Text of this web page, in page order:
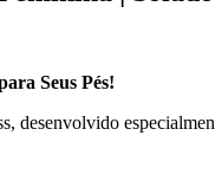
Seus Pés!
desenvolvido